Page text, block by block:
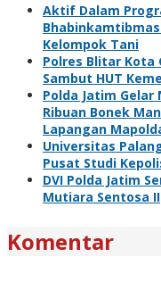
Aktif Dalam
Kelompok Tani
Polres Blitar Kota
Sambut HUT
Polda Jatim Gelar
Ribuan Bonek
Lapangan
Universitas
Pusat Studi
DVI Polda Jatim
Mutiara Sentosa II
Komentar